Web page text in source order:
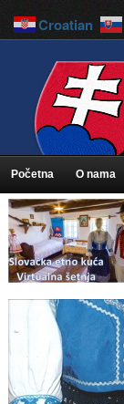
Početna O nama
Croatian